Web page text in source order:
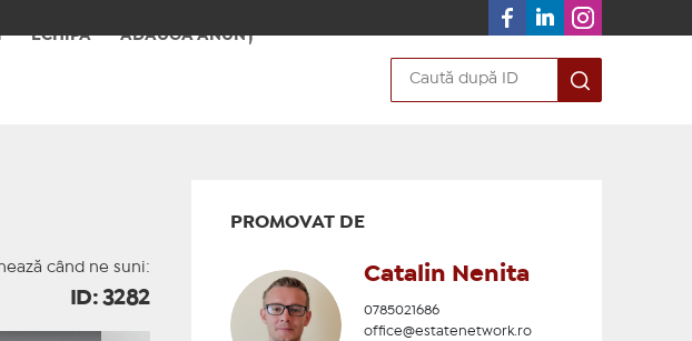
ECHIPA ADAUGĂ ANUNȚ
când ne suni:
ID: 3282
PROMOVAT DE
Catalin Nenita
0785021686
office@estatenetwork.ro